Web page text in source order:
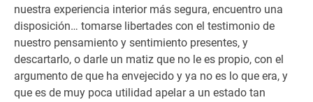
nuestra experiencia interior más segura, encuentro una
disposición… tomarse libertades con el testimonio de
nuestro pensamiento y sentimiento presentes, y
descartarlo, o darle un matiz que no le es propio, con el
argumento de que ha envejecido y ya no es lo que era, y
que es de muy poca utilidad apelar a un estado tan